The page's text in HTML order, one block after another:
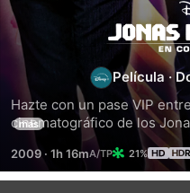
en
Película ·
Hazte con un pase VIP
cinematográfico de los
invitan a su mundo. Esta
banda más guay del mundo
estelares de artistas como
más
2009 · 1h 16m 21%